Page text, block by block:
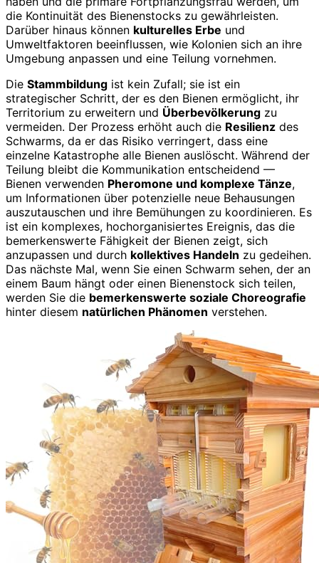
die Kontinuität des Bienenstocks zu gewährleisten.
Darüber hinaus können kulturelles Erbe und
Umweltfaktoren beeinflussen, wie Kolonien sich an ihre
Umgebung anpassen und eine Teilung vornehmen.
Die Stammbildung ist kein Zufall; sie ist ein
strategischer Schritt, der es den Bienen ermöglicht, ihr
Territorium zu erweitern und Überbevölkerung zu
vermeiden. Der Prozess erhöht auch die Resilienz des
Schwarms, da er das Risiko verringert, dass eine
einzelne Katastrophe alle Bienen auslöscht. Während der
Teilung bleibt die Kommunikation entscheidend —
Bienen verwenden Pheromone und komplexe Tänze,
um Informationen über potenzielle neue Behausungen
auszutauschen und ihre Bemühungen zu koordinieren. Es
ist ein komplexes, hochorganisiertes Ereignis, das die
bemerkenswerte Fähigkeit der Bienen zeigt, sich
anzupassen und durch kollektives Handeln zu gedeihen.
Das nächste Mal, wenn Sie einen Schwarm sehen, der an
einem Baum hängt oder einen Bienenstock sich teilen,
werden Sie die bemerkenswerte soziale Choreografie
hinter diesem natürlichen Phänomen verstehen.